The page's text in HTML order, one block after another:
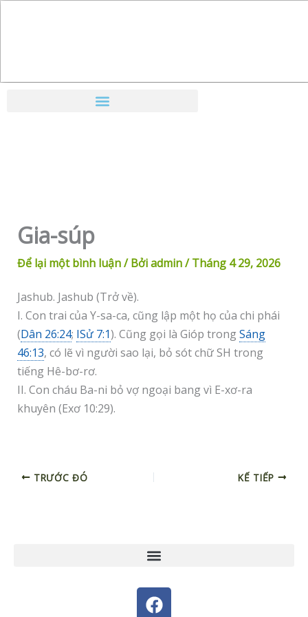
Gia-súp
Để lại một bình luận/ Bởiadmin/Tháng 4 29, 2026
Jashub. Jashub (Trở về).
I. Con trai của Y-sa-ca, cũng lập một họ của chi phái
(Dân 26:24; ISử 7:1). Cũng gọi là Gióp trongSáng
46:13, có lẽ vì người sao lại, bỏ sót chữ SH trong
tiếng Hê-bơ-rơ.
II. Con cháu Ba-ni bỏ vợ ngoại bang vì E-xơ-ra
khuyên (Exơ 10:29).
TRƯỚC ĐÓ KẾ TIẾP
F